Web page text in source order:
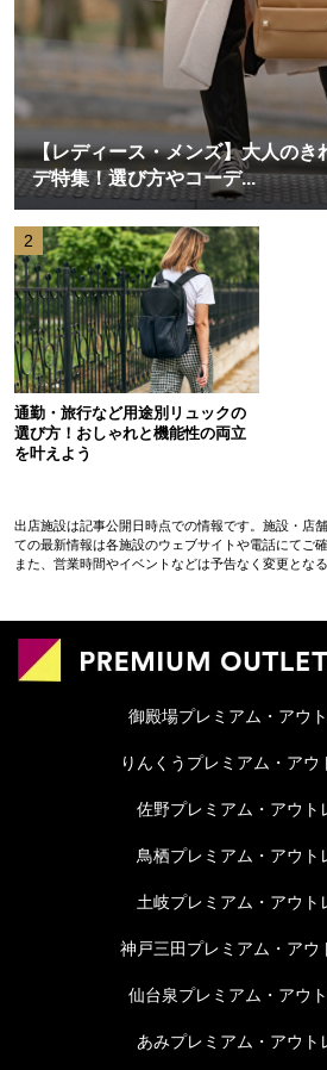
【レディース・メンズ】大人のき
デ特集！選び方やコーデ...
2
通勤・旅行など用途別リュックの
選び方！おしゃれと機能性の両立
を叶えよう
出店施設は記事公開日時点での情報です。施設・店
ての最新情報は各施設のウェブサイトや電話にてご確
また、営業時間やイベントなどは予告なく変更とな
御殿場プレミアム・アウ
りんくうプレミアム・アウ
佐野プレミアム・アウト
鳥栖プレミアム・アウト
土岐プレミアム・アウト
神戸三田プレミアム・アウ
仙台泉プレミアム・アウ
あみプレミアム・アウト